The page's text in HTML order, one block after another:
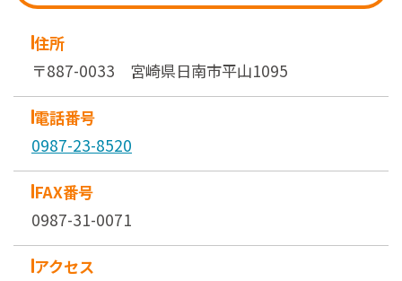
住所
〒887-0033 宮崎県日南市平山1095
電話番号
0987-23-8520
FAX番号
0987-31-0071
アクセス